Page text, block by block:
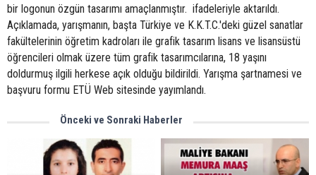
bir logonun özgün tasarımı amaçlanmıştır.  ifadeleriyle aktarıldı.
Açıklamada, yarışmanın, başta Türkiye ve K.K.T.C.'deki güzel sanatlar
fakültelerinin öğretim kadroları ile grafik tasarım lisans ve lisansüstü
öğrencileri olmak üzere tüm grafik tasarımcılarına, 18 yaşını
doldurmuş ilgili herkese açık olduğu bildirildi. Yarışma şartnamesi ve
başvuru formu ETÜ Web sitesinde yayımlandı.
Önceki ve Sonraki Haberler